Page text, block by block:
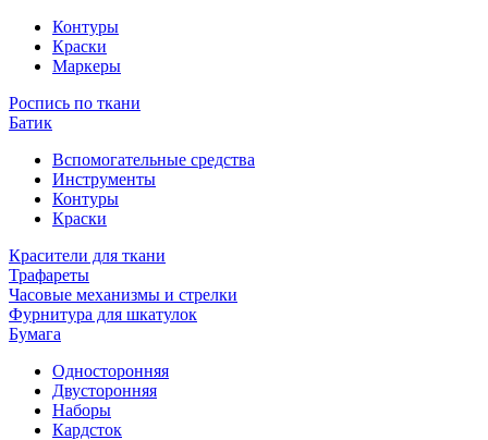
Контуры
Краски
Маркеры
Роспись по ткани
Батик
Вспомогательные средства
Инструменты
Контуры
Краски
Красители для ткани
Трафареты
Часовые механизмы и стрелки
Фурнитура для шкатулок
Бумага
Односторонняя
Двусторонняя
Наборы
Кардсток